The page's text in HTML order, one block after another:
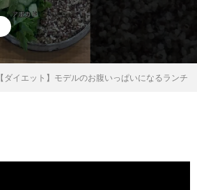
【ダイエット】モデルのお腹いっぱいになるランチ